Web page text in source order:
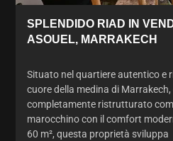
SPLENDIDO RIAD IN
ASOUEL, MARRAKECH
Situato nel quartiere autentico e
cuore della medina di
completamente ristrutturato
marocchino con il comfort
60 m², questa proprietà sviluppa